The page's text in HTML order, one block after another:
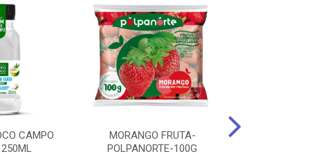
CAMPO
MORANGO FRUTA-
POLPANORTE-100G